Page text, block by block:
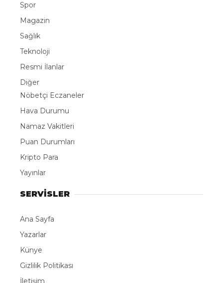
Spor
Magazin
Sağlık
Teknoloji
Resmi İlanlar
Diğer
Nöbetçi Eczaneler
Hava Durumu
Namaz Vakitleri
Puan Durumları
Kripto Para
Yayınlar
SERVİSLER
Ana Sayfa
Yazarlar
Künye
Gizlilik Politikası
İletişim